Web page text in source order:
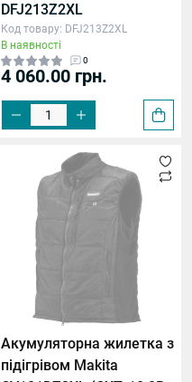
DFJ213Z2XL
Код товару: DFJ213Z2XL
В наявності
0
4 060.00 грн.
Акумуляторна жилетка з
підігрівом Makita